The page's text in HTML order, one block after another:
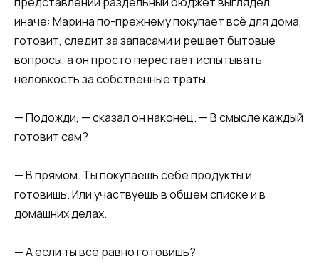
иначе: Марина по-прежнему покупает всё для дома,
готовит, следит за запасами и решает бытовые
вопросы, а он просто перестаёт испытывать
неловкость за собственные траты.
— Подожди, — сказал он наконец. — В смысле каждый
готовит сам?
— В прямом. Ты покупаешь себе продукты и
готовишь. Или участвуешь в общем списке и в
домашних делах.
— А если ты всё равно готовишь?